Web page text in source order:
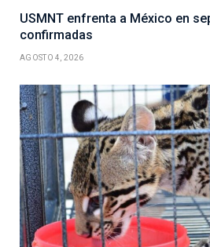
USMNT enfrenta a México en
confirmadas
AGOSTO 4, 2026